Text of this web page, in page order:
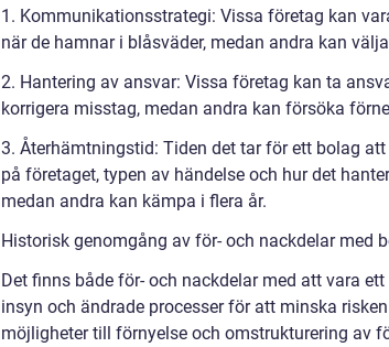
1. Kommunikationsstrategi: Vissa företag kan
när de hamnar i blåsväder, medan andra kan
2. Hantering av ansvar: Vissa företag kan ta
korrigera misstag, medan andra kan försöka
3. Återhämtningstid: Tiden det tar för ett bolag
på företaget, typen av händelse och hur det
medan andra kan kämpa i flera år.
Historisk genomgång av för- och nackdelar med
Det finns både för- och nackdelar med att vara
insyn och ändrade processer för att minska
möjligheter till förnyelse och omstrukturering av